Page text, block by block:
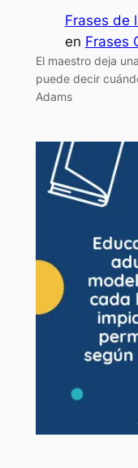
Frases de
en Frases
El maestro deja
puede decir
Adams